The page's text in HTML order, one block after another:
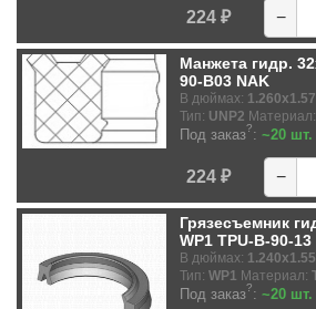
224 ₽ −
Манжета гидр.
90-B03 NAK
В дюймах:
Тип: UNP2 Материал:
Под заказ?: ~20 шт.
224 ₽ −
Грязесъемник
WP1 TPU-B-90-13
В дюймах:
Тип: WP1 Материал:
Под заказ?: ~20 шт.